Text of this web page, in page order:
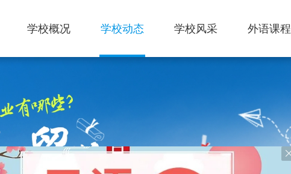
学校概况 学校动态 学校风采 外语课程